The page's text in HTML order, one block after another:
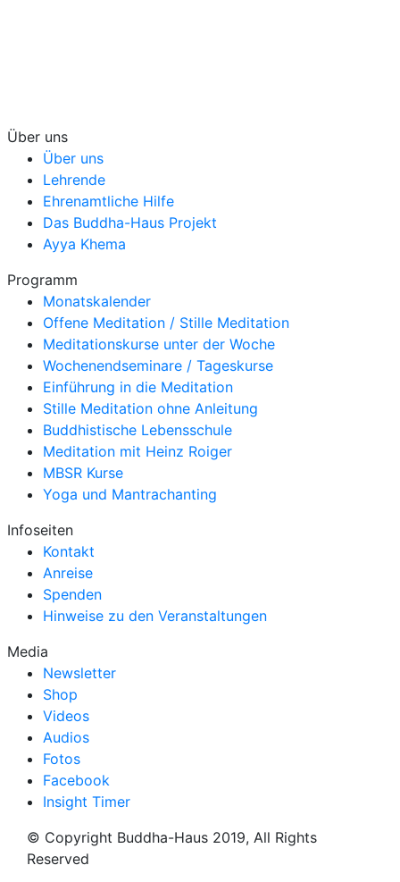
Über uns
Über uns
Lehrende
Ehrenamtliche Hilfe
Das Buddha-Haus Projekt
Ayya Khema
Programm
Monatskalender
Offene Meditation / Stille Meditation
Meditationskurse unter der Woche
Wochenendseminare / Tageskurse
Einführung in die Meditation
Stille Meditation ohne Anleitung
Buddhistische Lebensschule
Meditation mit Heinz Roiger
MBSR Kurse
Yoga und Mantrachanting
Infoseiten
Kontakt
Anreise
Spenden
Hinweise zu den Veranstaltungen
Media
Newsletter
Shop
Videos
Audios
Fotos
Facebook
Insight Timer
© Copyright Buddha-Haus 2019, All Rights
Reserved